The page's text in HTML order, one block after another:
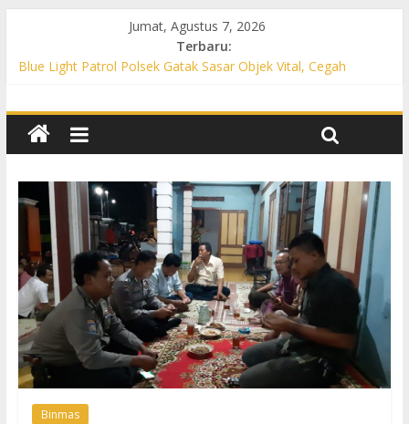
Jumat, Agustus 7, 2026
Terbaru:
Blue Light Patrol Polsek Gatak Sasar Objek Vital, Cegah
Permukiman, Antisipasi 3C dan Gangguan Kamtibmas
Patroli KRYD Polsek Baki Sisir Titik Rawan, Cegah 3C hingga
Patroli Blue Light Polsek Nguter Sasar Perbankan hingga
Permukiman, Antisipasi 3C dan Gangguan Kamtibmas
Blue Light Patrol Polsek Tawangsari Sisir Belasan Desa, Cegah
Kejahatan 3C dan Gangguan Kamtibmas
Binmas